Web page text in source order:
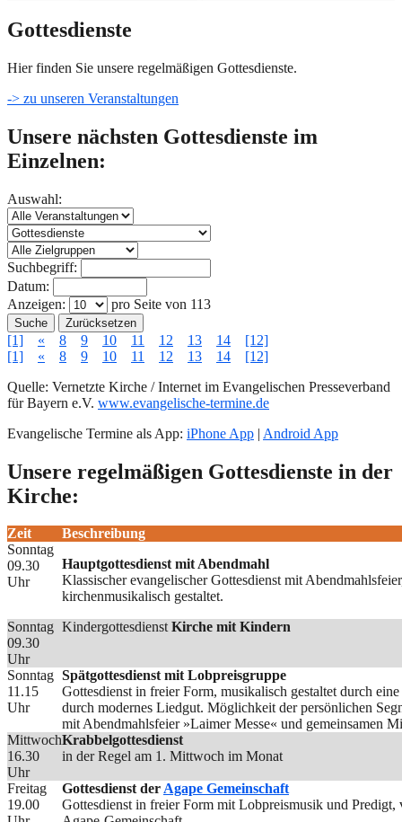
Gottesdienste
Hier finden Sie unsere regelmäßigen Gottesdienste.
-> zu unseren Veranstaltungen
Unsere nächsten Gottesdienste im
Einzelnen:
Auswahl:
Suchbegriff:
Datum:
Anzeigen:
pro Seite von 113
Suche Zurücksetzen
[1] « 8 9 10 11 12 13 14
[12]
[1]
« 8 9 10 11 12 13 14
[12]
Quelle: Vernetzte Kirche / Internet im Evangelischen Presseverband
für Bayern e.V. www.evangelische-termine.de
Evangelische Termine als App: iPhone App | Android App
Unsere regelmäßigen Gottesdienste in der
Kirche:
Zeit
Beschreibung
Sonntag
09.30
Uhr
Hauptgottesdienst mit Abendmahl
Klassischer evangelischer Gottesdienst mit
kirchenmusikalisch gestaltet.
Sonntag
09.30
Uhr
KindergottesdienstKirche mit Kindern
Sonntag
11.15
Uhr
Spätgottesdienst mit Lobpreisgruppe
Gottesdienst in freier Form, musikalisch gestaltet durch
durch modernes Liedgut. Möglichkeit der persönlichen
mit Abendmahlsfeier »Laimer Messe« und gemeinsamen
Mittwoch
16.30
Uhr
Krabbelgottesdienst
in der Regel am 1. Mittwoch im Monat
Freitag
19.00
Gottesdienst derAgape Gemeinschaft
Gottesdienst in freier Form mit Lobpreismusik und Predigt,